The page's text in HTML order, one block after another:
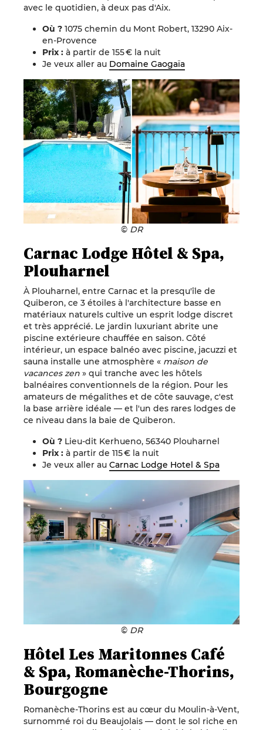
avec le quotidien, à deux pas d'Aix.
Où ? 1075 chemin du Mont Robert, 13290 Aix-
en-Provence
Prix : à partir de 155 € la nuit
Je veux aller au Domaine Gaogaïa
© DR
Carnac Lodge Hôtel & Spa,
Plouharnel
À Plouharnel, entre Carnac et la presqu'île de
Quiberon, ce 3 étoiles à l'architecture basse en
matériaux naturels cultive un esprit lodge discret
et très apprécié. Le jardin luxuriant abrite une
piscine extérieure chauffée en saison. Côté
intérieur, un espace balnéo avec piscine, jacuzzi et
sauna installe une atmosphère « maison de
vacances zen » qui tranche avec les hôtels
balnéaires conventionnels de la région. Pour les
amateurs de mégalithes et de côte sauvage, c'est
la base arrière idéale — et l'un des rares lodges de
ce niveau dans la baie de Quiberon.
Où ? Lieu-dit Kerhueno, 56340 Plouharnel
Prix : à partir de 115 € la nuit
Je veux aller au Carnac Lodge Hotel & Spa
© DR
Hôtel Les Maritonnes Café
& Spa, Romanèche-Thorins,
Bourgogne
Romanèche-Thorins est au cœur du Moulin-à-Vent,
surnommé roi du Beaujolais — dont le sol riche en